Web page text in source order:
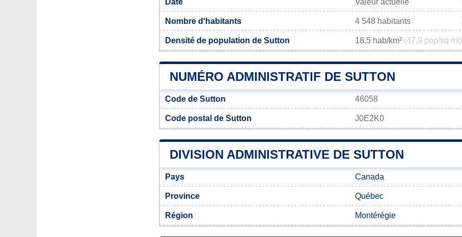
Date Valeur actuelle
Nombre d'habitants 4 548 habitants
Densité de population de Sutton 18,5 hab/km² (47,9 pop/sq mi)
NUMÉRO ADMINISTRATIF DE SUTTON
Code de Sutton 46058
Code postal de Sutton J0E2K0
DIVISION ADMINISTRATIVE DE SUTTON
Pays Canada
Province Québec
Région Montérégie